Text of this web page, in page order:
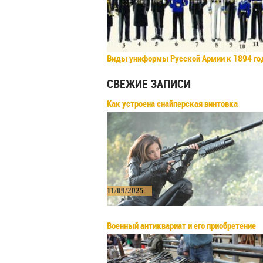
Виды униформы Русской Армии к 1894
СВЕЖИЕ ЗАПИСИ
Как устроена снайперская винтовка
11/09/2025
Военный антиквариат и его приобретение